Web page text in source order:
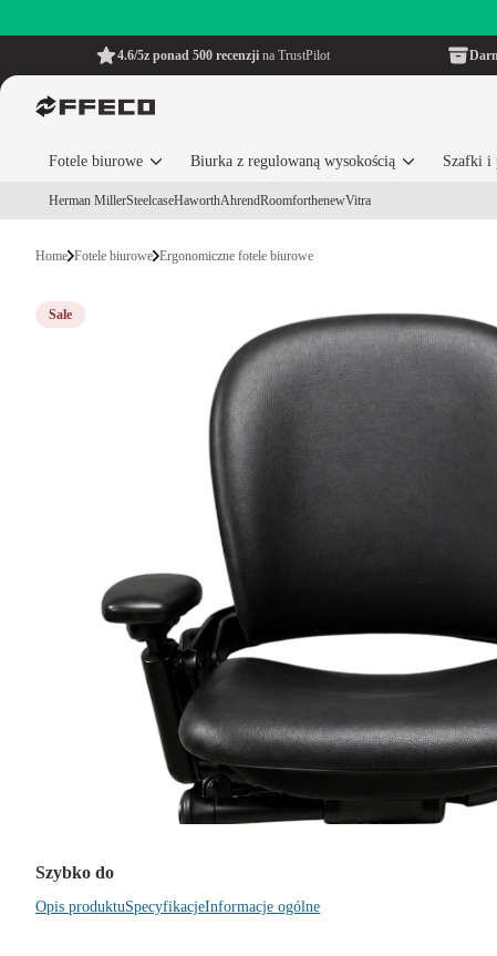
4.6/5z ponad 500 recenzji na TrustPilot
Fotele biurowe Biurka z regulowaną wysokością Szafki i
Herman MillerSteelcaseHaworthAhrendRoomforthenewVitra
Home Fotele biurowe Ergonomiczne fotele biurowe
Sale
Szybko do
Opis produktuSpecyfikacjeInformacje ogólne